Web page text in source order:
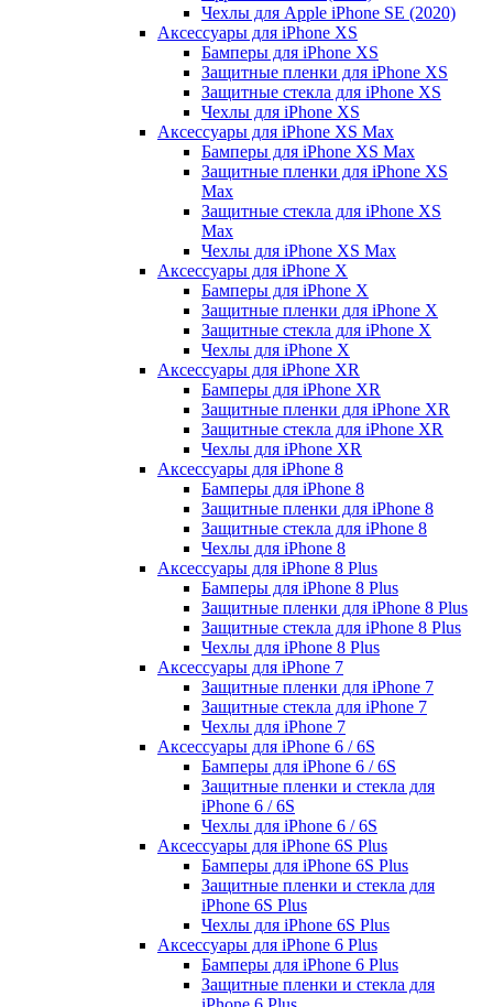
Чехлы для Apple iPhone SE (2020)
Аксессуары для iPhone ХS
Бамперы для iPhone ХS
Защитные пленки для iPhone ХS
Защитные стекла для iPhone ХS
Чехлы для iPhone ХS
Аксессуары для iPhone ХS Max
Бамперы для iPhone XS Max
Защитные пленки для iPhone XS
Max
Защитные стекла для iPhone XS
Max
Чехлы для iPhone XS Max
Аксессуары для iPhone X
Бамперы для iPhone X
Защитные пленки для iPhone X
Защитные стекла для iPhone X
Чехлы для iPhone X
Аксессуары для iPhone XR
Бамперы для iPhone XR
Защитные пленки для iPhone XR
Защитные стекла для iPhone XR
Чехлы для iPhone XR
Аксессуары для iPhone 8
Бамперы для iPhone 8
Защитные пленки для iPhone 8
Защитные стекла для iPhone 8
Чехлы для iPhone 8
Аксессуары для iPhone 8 Plus
Бамперы для iPhone 8 Plus
Защитные пленки для iPhone 8 Plus
Защитные стекла для iPhone 8 Plus
Чехлы для iPhone 8 Plus
Аксессуары для iPhone 7
Защитные пленки для iPhone 7
Защитные стекла для iPhone 7
Чехлы для iPhone 7
Аксессуары для iPhone 6 / 6S
Бамперы для iPhone 6 / 6S
Защитные пленки и стекла для
iPhone 6 / 6S
Чехлы для iPhone 6 / 6S
Аксессуары для iPhone 6S Plus
Бамперы для iPhone 6S Plus
Защитные пленки и стекла для
iPhone 6S Plus
Чехлы для iPhone 6S Plus
Аксессуары для iPhone 6 Plus
Бамперы для iPhone 6 Plus
Защитные пленки и стекла для